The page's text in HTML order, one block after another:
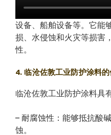
设备、船舶设备等。它能
损、水侵蚀和火灾等损害
性。
4. 临沧佐敦工业防护涂料的
临沧佐敦工业防护涂料具
– 耐腐蚀性：能够抵抗酸
蚀。